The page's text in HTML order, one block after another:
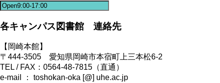
各キャンパス図書館 連絡先
【岡崎本館】
〒444-3505 愛知県岡崎市本宿町上三本松6-2
TEL / FAX：0564-48-7815（直通）
e-mail ： toshokan-oka [@] uhe.ac.jp